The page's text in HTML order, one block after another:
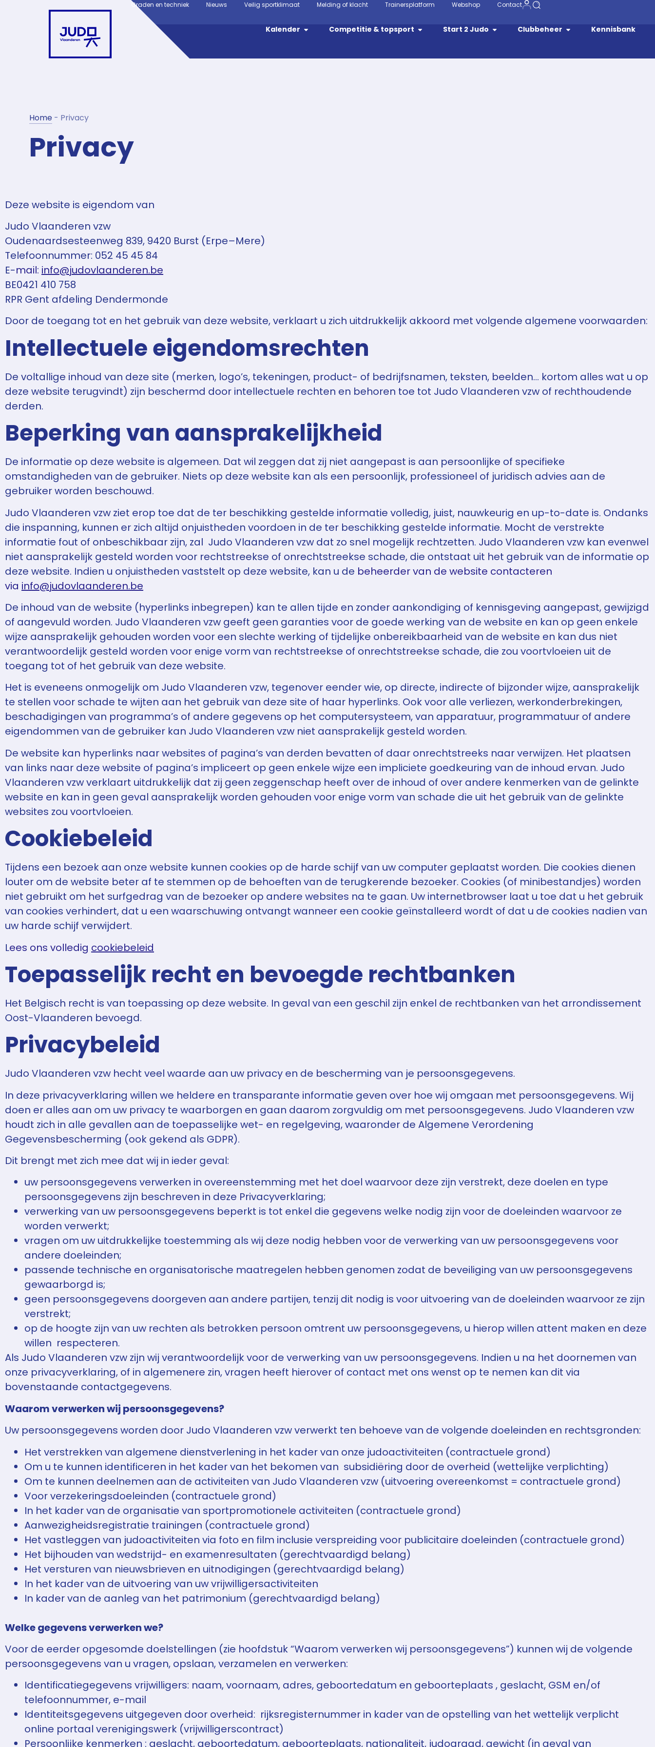
Graden en techniek Nieuws Veilig sportklimaat Melding of klacht Trainersplatform Webshop Contact
Kalender Competitie & topsport Start 2 Judo Clubbeheer Kennisbank
Home - Privacy
Privacy
Deze website is eigendom van
Judo Vlaanderen vzw
Oudenaardsesteenweg 839, 9420 Burst (Erpe–Mere)
Telefoonnummer: 052 45 45 84
E-mail: info@judovlaanderen.be
BE0421 410 758
RPR Gent afdeling Dendermonde
Door de toegang tot en het gebruik van deze website, verklaart u zich uitdrukkelijk akkoord met volgende algemene voorwaarden:
Intellectuele eigendomsrechten
De voltallige inhoud van deze site (merken, logo’s, tekeningen, product- of bedrijfsnamen, teksten, beelden… kortom alles wat u op
deze website terugvindt) zijn beschermd door intellectuele rechten en behoren toe tot Judo Vlaanderen vzw of rechthoudende
derden.
Beperking van aansprakelijkheid
De informatie op deze website is algemeen. Dat wil zeggen dat zij niet aangepast is aan persoonlijke of specifieke
omstandigheden van de gebruiker. Niets op deze website kan als een persoonlijk, professioneel of juridisch advies aan de
gebruiker worden beschouwd.
Judo Vlaanderen vzw ziet erop toe dat de ter beschikking gestelde informatie volledig, juist, nauwkeurig en up-to-date is. Ondanks
die inspanning, kunnen er zich altijd onjuistheden voordoen in de ter beschikking gestelde informatie. Mocht de verstrekte
informatie fout of onbeschikbaar zijn, zal Judo Vlaanderen vzw dat zo snel mogelijk rechtzetten. Judo Vlaanderen vzw kan evenwel
niet aansprakelijk gesteld worden voor rechtstreekse of onrechtstreekse schade, die ontstaat uit het gebruik van de informatie op
deze website. Indien u onjuistheden vaststelt op deze website, kan u de beheerder van de website contacteren
via info@judovlaanderen.be
De inhoud van de website (hyperlinks inbegrepen) kan te allen tijde en zonder aankondiging of kennisgeving aangepast, gewijzigd
of aangevuld worden. Judo Vlaanderen vzw geeft geen garanties voor de goede werking van de website en kan op geen enkele
wijze aansprakelijk gehouden worden voor een slechte werking of tijdelijke onbereikbaarheid van de website en kan dus niet
verantwoordelijk gesteld worden voor enige vorm van rechtstreekse of onrechtstreekse schade, die zou voortvloeien uit de
toegang tot of het gebruik van deze website.
Het is eveneens onmogelijk om Judo Vlaanderen vzw, tegenover eender wie, op directe, indirecte of bijzonder wijze, aansprakelijk
te stellen voor schade te wijten aan het gebruik van deze site of haar hyperlinks. Ook voor alle verliezen, werkonderbrekingen,
beschadigingen van programma’s of andere gegevens op het computersysteem, van apparatuur, programmatuur of andere
eigendommen van de gebruiker kan Judo Vlaanderen vzw niet aansprakelijk gesteld worden.
De website kan hyperlinks naar websites of pagina’s van derden bevatten of daar onrechtstreeks naar verwijzen. Het plaatsen
van links naar deze website of pagina’s impliceert op geen enkele wijze een impliciete goedkeuring van de inhoud ervan. Judo
Vlaanderen vzw verklaart uitdrukkelijk dat zij geen zeggenschap heeft over de inhoud of over andere kenmerken van de gelinkte
website en kan in geen geval aansprakelijk worden gehouden voor enige vorm van schade die uit het gebruik van de gelinkte
websites zou voortvloeien.
Cookiebeleid
Tijdens een bezoek aan onze website kunnen cookies op de harde schijf van uw computer geplaatst worden. Die cookies dienen
louter om de website beter af te stemmen op de behoeften van de terugkerende bezoeker. Cookies (of minibestandjes) worden
niet gebruikt om het surfgedrag van de bezoeker op andere websites na te gaan. Uw internetbrowser laat u toe dat u het gebruik
van cookies verhindert, dat u een waarschuwing ontvangt wanneer een cookie geïnstalleerd wordt of dat u de cookies nadien van
uw harde schijf verwijdert.
Lees ons volledig cookiebeleid
Toepasselijk recht en bevoegde rechtbanken
Het Belgisch recht is van toepassing op deze website. In geval van een geschil zijn enkel de rechtbanken van het arrondissement
Oost-Vlaanderen bevoegd.
Privacybeleid
Judo Vlaanderen vzw hecht veel waarde aan uw privacy en de bescherming van je persoonsgegevens.
In deze privacyverklaring willen we heldere en transparante informatie geven over hoe wij omgaan met persoonsgegevens. Wij
doen er alles aan om uw privacy te waarborgen en gaan daarom zorgvuldig om met persoonsgegevens. Judo Vlaanderen vzw
houdt zich in alle gevallen aan de toepasselijke wet- en regelgeving, waaronder de Algemene Verordening
Gegevensbescherming (ook gekend als GDPR).
Dit brengt met zich mee dat wij in ieder geval:
uw persoonsgegevens verwerken in overeenstemming met het doel waarvoor deze zijn verstrekt, deze doelen en type
persoonsgegevens zijn beschreven in deze Privacyverklaring;
verwerking van uw persoonsgegevens beperkt is tot enkel die gegevens welke nodig zijn voor de doeleinden waarvoor ze
worden verwerkt;
vragen om uw uitdrukkelijke toestemming als wij deze nodig hebben voor de verwerking van uw persoonsgegevens voor
andere doeleinden;
passende technische en organisatorische maatregelen hebben genomen zodat de beveiliging van uw persoonsgegevens
gewaarborgd is;
geen persoonsgegevens doorgeven aan andere partijen, tenzij dit nodig is voor uitvoering van de doeleinden waarvoor ze zijn
verstrekt;
op de hoogte zijn van uw rechten als betrokken persoon omtrent uw persoonsgegevens, u hierop willen attent maken en deze
willen respecteren.
Als Judo Vlaanderen vzw zijn wij verantwoordelijk voor de verwerking van uw persoonsgegevens. Indien u na het doornemen van
onze privacyverklaring, of in algemenere zin, vragen heeft hierover of contact met ons wenst op te nemen kan dit via
bovenstaande contactgegevens.
Waarom verwerken wij persoonsgegevens?
Uw persoonsgegevens worden door Judo Vlaanderen vzw verwerkt ten behoeve van de volgende doeleinden en rechtsgronden:
Het verstrekken van algemene dienstverlening in het kader van onze judoactiviteiten (contractuele grond)
Om u te kunnen identificeren in het kader van het bekomen van subsidiëring door de overheid (wettelijke verplichting)
Om te kunnen deelnemen aan de activiteiten van Judo Vlaanderen vzw (uitvoering overeenkomst = contractuele grond)
Voor verzekeringsdoeleinden (contractuele grond)
In het kader van de organisatie van sportpromotionele activiteiten (contractuele grond)
Aanwezigheidsregistratie trainingen (contractuele grond)
Het vastleggen van judoactiviteiten via foto en film inclusie verspreiding voor publicitaire doeleinden (contractuele grond)
Het bijhouden van wedstrijd- en examenresultaten (gerechtvaardigd belang)
Het versturen van nieuwsbrieven en uitnodigingen (gerechtvaardigd belang)
In het kader van de uitvoering van uw vrijwilligersactiviteiten
In kader van de aanleg van het patrimonium (gerechtvaardigd belang)
Welke gegevens verwerken we?
Voor de eerder opgesomde doelstellingen (zie hoofdstuk “Waarom verwerken wij persoonsgegevens”) kunnen wij de volgende
persoonsgegevens van u vragen, opslaan, verzamelen en verwerken:
Identificatiegegevens vrijwilligers: naam, voornaam, adres, geboortedatum en geboorteplaats , geslacht, GSM en/of
telefoonnummer, e-mail
Identiteitsgegevens uitgegeven door overheid: rijksregisternummer in kader van de opstelling van het wettelijk verplicht
online portaal verenigingswerk (vrijwilligerscontract)
Persoonlijke kenmerken : geslacht, geboortedatum, geboorteplaats, nationaliteit, judograad, gewicht (in geval van